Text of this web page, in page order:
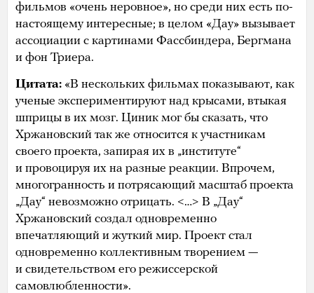
фильмов «очень неровное», но среди них есть по-
настоящему интересные; в целом «Дау» вызывает
ассоциации с картинами Фассбиндера, Бергмана
и фон Триера.
Цитата: «В нескольких фильмах показывают, как
ученые экспериментируют над крысами, втыкая
шприцы в их мозг. Циник мог бы сказать, что
Хржановский так же относится к участникам
своего проекта, запирая их в „институте“
и провоцируя их на разные реакции. Впрочем,
многогранность и потрясающий масштаб проекта
„Дау“ невозможно отрицать. <…> В „Дау“
Хржановский создал одновременно
впечатляющий и жуткий мир. Проект стал
одновременно коллективным творением —
и свидетельством его режиссерской
самовлюбленности».